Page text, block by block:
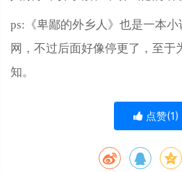
ps:《卑鄙的外乡人》也是一本
网，不过后面好像停更了，至于
知。
点赞(1)